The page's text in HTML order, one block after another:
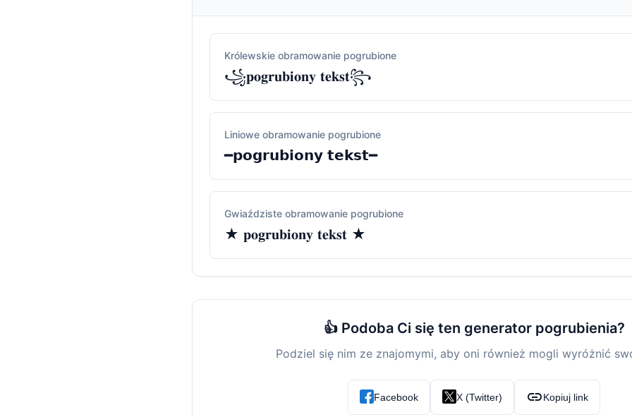
Królewskie obramowanie pogrubione
꧁𝐩𝐨𝐠𝐫𝐮𝐛𝐢𝐨𝐧𝐲 𝐭𝐞𝐤𝐬𝐭꧂
Liniowe obramowanie pogrubione
━𝗽𝗼𝗴𝗿𝘂𝗯𝗶𝗼𝗻𝘆 𝘁𝗲𝗸𝘀𝘁━
Gwiaździste obramowanie pogrubione
★ 𝐩𝐨𝐠𝐫𝐮𝐛𝐢𝐨𝐧𝐲 𝐭𝐞𝐤𝐬𝐭 ★
👍 Podoba Ci się ten generator pogrubienia?
Podziel się nim ze znajomymi, aby oni również mogli wyróżnić
Facebook X (Twitter) linkKopiuj link